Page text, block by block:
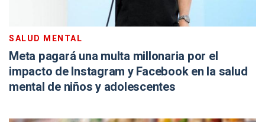
SALUD MENTAL
Meta pagará una multa millonaria por el
impacto de Instagram y Facebook en la salud
mental de niños y adolescentes